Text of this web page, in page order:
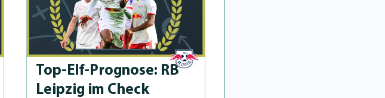
Top-Elf-Prog­no­se: RB
Leipzig im Check